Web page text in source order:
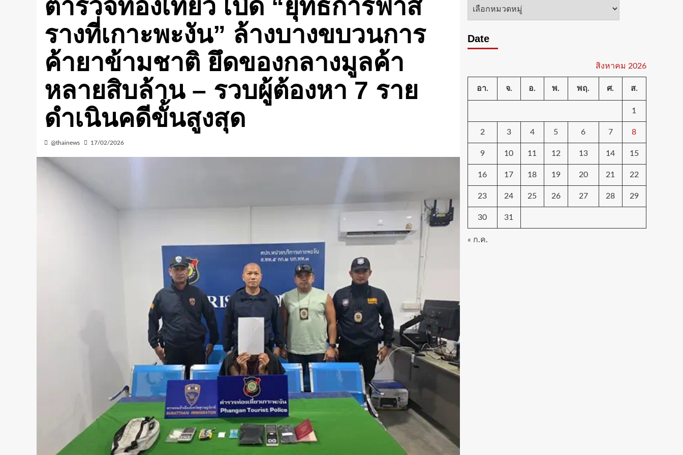
ตำรวจท่องเที่ยว เปิด “ยุทธการฟ้าส
รางที่เกาะพะงัน” ล้างบางขบวนการ
ค้ายาข้ามชาติ ยึดของกลางมูลค้า
หลายสิบล้าน – รวบผู้ต้องหา 7 ราย
ดำเนินคดีขั้นสูงสุด
@thainews 17/02/2026
หมวด
Date
สิงหาคม 2026
อา. จ. อ. พ. พฤ. ศ. ส.
1
2 3 4 5 6 7 8
9 10 11 12 13 14 15
16 17 18 19 20 21 22
23 24 25 26 27 28 29
30 31
« ก.ค.